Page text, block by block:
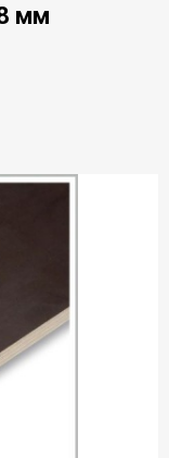
мм